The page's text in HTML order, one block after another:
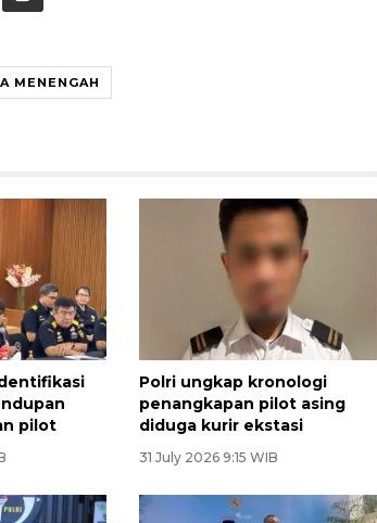
MENENGAH
pilot
Polri ungkap kronologi
penangkapan pilot asing
diduga kurir ekstasi
31 July 2026 9:15 WIB